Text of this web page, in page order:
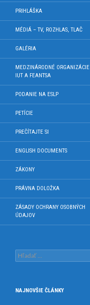
PRIHLÁŠKA
MÉDIÁ – TV, ROZHLAS, TLAČ
GALÉRIA
MEDZINÁRODNÉ ORGANIZÁCIE
IUT A FEANTSA
PODANIE NA ESLP
PETÍCIE
PREČÍTAJTE SI
ENGLISH DOCUMENTS
ZÁKONY
PRÁVNA DOLOŽKA
ZÁSADY OCHRANY OSOBNÝCH
ÚDAJOV
Hľadať:
NAJNOVŠIE ČLÁNKY